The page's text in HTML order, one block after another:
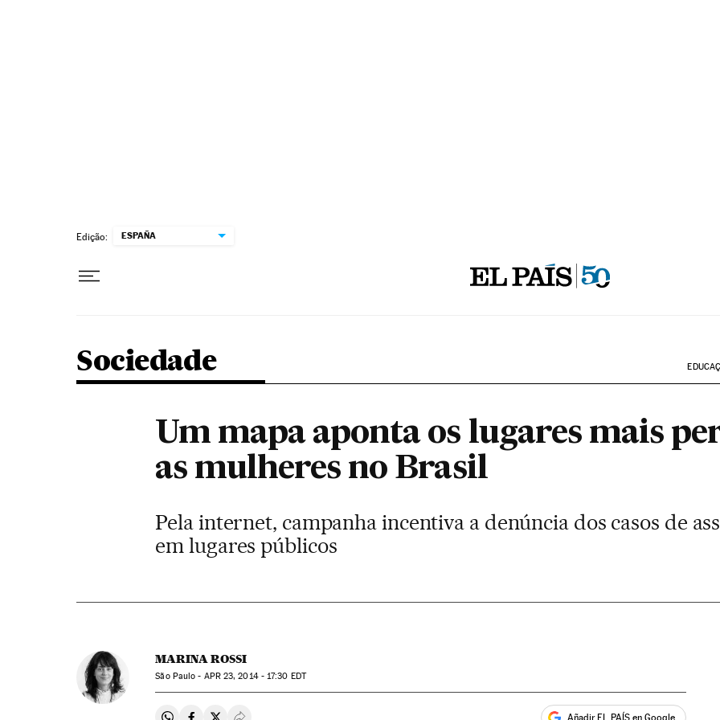
Edição: ESPAÑA
Sociedade
Um mapa aponta os lugares mais
as mulheres no Brasil
Pela internet, campanha incentiva a denúncia dos casos de
em lugares públicos
MARINA ROSSI
São Paulo - APR23, 2014 - 17:30 EDT
Añadir EL PAÍS en Google